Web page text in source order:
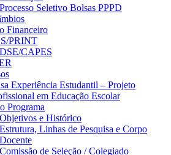
Processo Seletivo Bolsas PPPD
Financeiro
PRINT
DSE/CAPES
Experiência Estudantil – Projeto
em Educação Escolar
Programa
Objetivos e Histórico
Estrutura, Linhas de Pesquisa e Corpo
Docente
Comissão de Seleção / Colegiado